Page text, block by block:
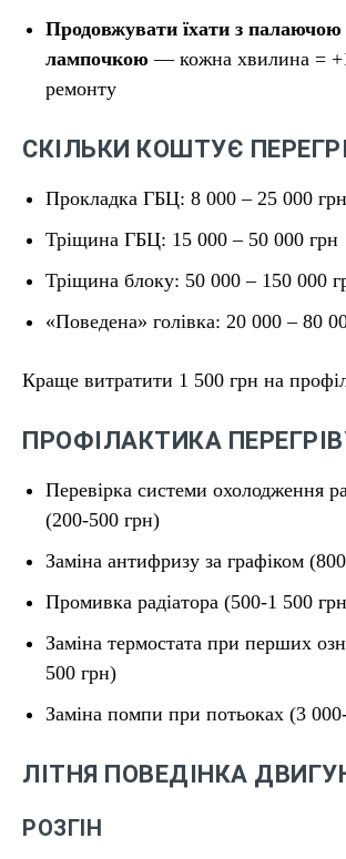
Продовжувати їхати з палаючою
лампочкою — кожна хвилина =
ремонту
СКІЛЬКИ КОШТУЄ
Прокладка ГБЦ: 8 000 – 25 000 грн
Тріщина ГБЦ: 15 000 – 50 000 грн
Тріщина блоку: 50 000 – 150 000
«Поведена» голівка: 20 000 – 80
Краще витратити 1 500 грн на
ПРОФІЛАКТИКА
Перевірка системи охолодження
(200-500 грн)
Заміна антифризу за графіком
Промивка радіатора (500-1 500
Заміна термостата при перших
500 грн)
Заміна помпи при потьоках (3
ЛІТНЯ ПОВЕДІНКА
РОЗГІН